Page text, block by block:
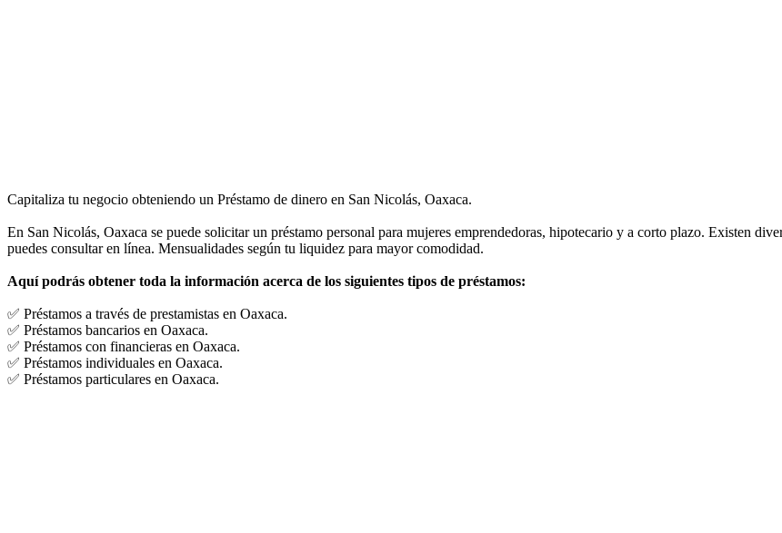
Capitaliza tu negocio obteniendo un Préstamo de dinero en San Nicolás, Oaxaca.
En San Nicolás, Oaxaca se puede solicitar un préstamo personal para mujeres emprendedoras, hipotecario y a corto plazo. Existen
puedes consultar en línea. Mensualidades según tu liquidez para mayor comodidad.
Aquí podrás obtener toda la información acerca de los siguientes tipos de préstamos:
✅ Préstamos a través de prestamistas en Oaxaca.
✅ Préstamos bancarios en Oaxaca.
✅ Préstamos con financieras en Oaxaca.
✅ Préstamos individuales en Oaxaca.
✅ Préstamos particulares en Oaxaca.